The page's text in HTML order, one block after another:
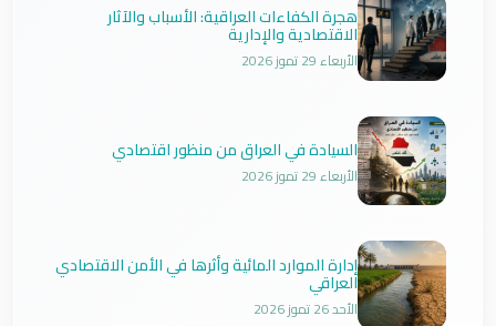
هجرة الكفاءات العراقية: الأسباب والآثار
الاقتصادية والإدارية
الأربعاء 29 تموز 2026
السيادة في العراق من منظور اقتصادي
الأربعاء 29 تموز 2026
إدارة الموارد المائية وأثرها في الأمن الاقتصادي
العراقي
الأحد 26 تموز 2026